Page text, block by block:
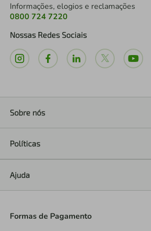
Informações, elogios e reclamações
0800 724 7220
Nossas Redes Sociais
Sobre nós
Políticas
Ajuda
Formas de Pagamento